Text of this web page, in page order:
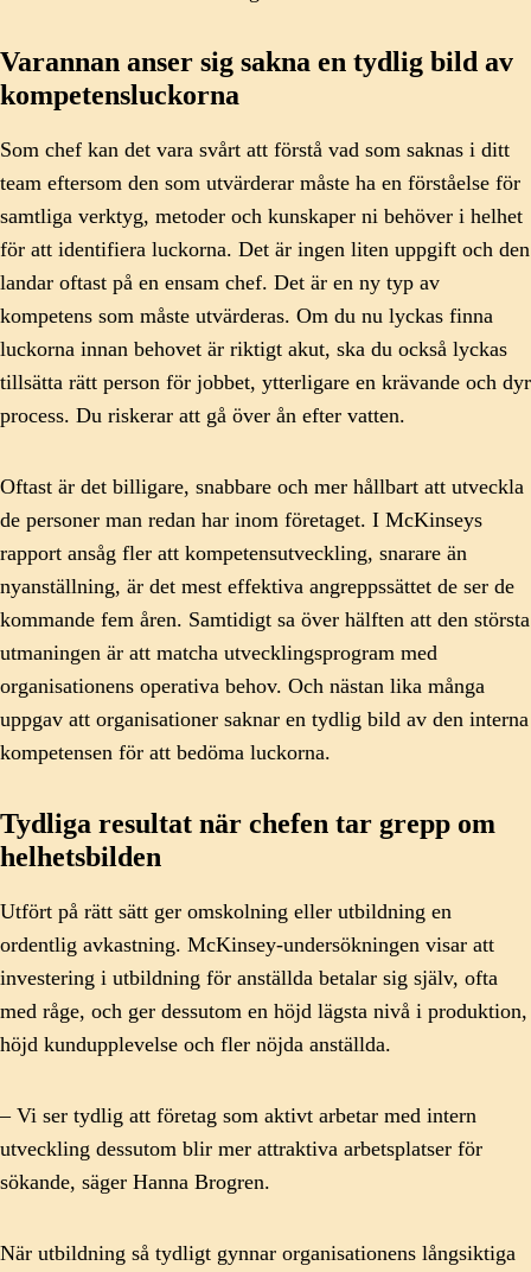
Varannan anser sig sakna en tydlig bild av
kompetensluckorna
Som chef kan det vara svårt att förstå vad som saknas i ditt
team eftersom den som utvärderar måste ha en förståelse för
samtliga verktyg, metoder och kunskaper ni behöver i helhet
för att identifiera luckorna. Det är ingen liten uppgift och den
landar oftast på en ensam chef. Det är en ny typ av
kompetens som måste utvärderas. Om du nu lyckas finna
luckorna innan behovet är riktigt akut, ska du också lyckas
tillsätta rätt person för jobbet, ytterligare en krävande och dyr
process. Du riskerar att gå över ån efter vatten.
Oftast är det billigare, snabbare och mer hållbart att utveckla
de personer man redan har inom företaget. I McKinseys
rapport ansåg fler att kompetensutveckling, snarare än
nyanställning, är det mest effektiva angreppssättet de ser de
kommande fem åren. Samtidigt sa över hälften att den största
utmaningen är att matcha utvecklingsprogram med
organisationens operativa behov. Och nästan lika många
uppgav att organisationer saknar en tydlig bild av den interna
kompetensen för att bedöma luckorna.
Tydliga resultat när chefen tar grepp om
helhetsbilden
Utfört på rätt sätt ger omskolning eller utbildning en
ordentlig avkastning. McKinsey-undersökningen visar att
investering i utbildning för anställda betalar sig själv, ofta
med råge, och ger dessutom en höjd lägsta nivå i produktion,
höjd kundupplevelse och fler nöjda anställda.
– Vi ser tydlig att företag som aktivt arbetar med intern
utveckling dessutom blir mer attraktiva arbetsplatser för
sökande, säger Hanna Brogren.
När utbildning så tydligt gynnar organisationens långsiktiga